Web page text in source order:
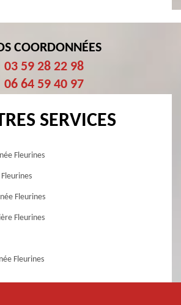
COORDONNÉES
03 59 28 22 98
06 64 59 40 97
SERVICES
Fleurines
Fleurines
Fleurines
Fleurines